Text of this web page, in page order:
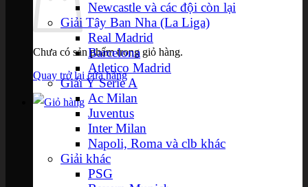
Chưa có sản phẩm trong giỏ hàng.
Quay trở lại cửa hàng
Newcastle và các đội còn lại
Giải Tây Ban Nha (La Liga)
Real Madrid
Barcelona
Atletico Madrid
Giải Ý Serie A
Ac Milan
Juventus
Inter Milan
Napoli, Roma và clb khác
Giải khác
PSG